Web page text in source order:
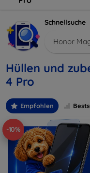
Schnellsuche
Honor
Hüllen und
4 Pro
Empfohlen
-10%